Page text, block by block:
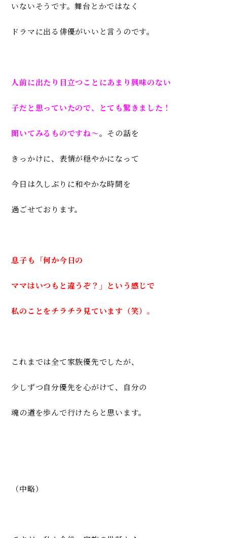
いないそうです。舞台とかではなく
ドラマに出る俳優がいいと言うのです。
人前に出たり目立つことにあまり興味のない
子だと思っていたので、とても驚きました！
聞いてみるものですね～。 その話を
きっかけに、 表情が穏やかになって
今日は久しぶりに和やかな時間を
過ごせてお ります。
息子も「何か今日の
ママはいつもと違うぞ？」 という感じで
私のことをチラチラ見ています（笑）。
これまでは全て家族優先でしたが、
少しずつ自分優先を心がけて、 自分の
魂の道を歩んで行けたらと思います。
（中略）